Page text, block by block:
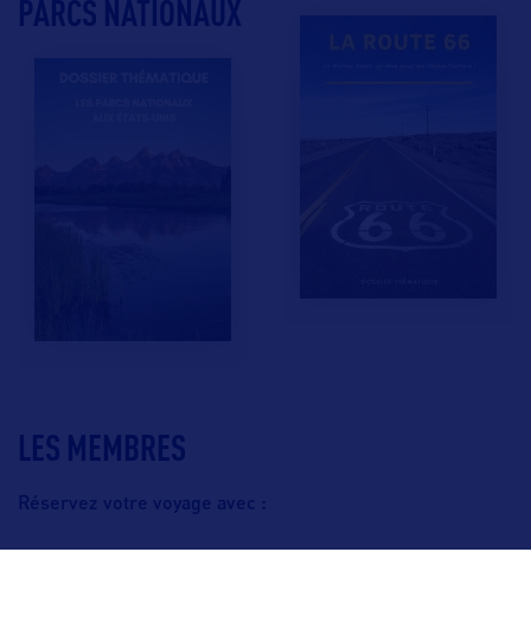
LES MEMBRES
Réservez votre voyage avec :
PARCS NATIONAUX